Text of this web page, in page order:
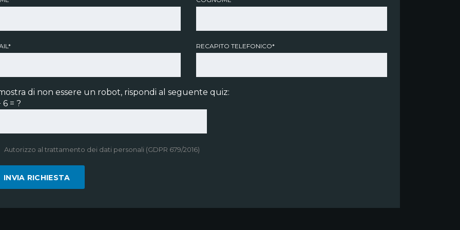
RECAPITO TELEFONICO*
di non essere un robot, rispondi al seguente quiz:
6 = ?
Autorizzo al trattamento dei dati personali (GDPR 679/2016)